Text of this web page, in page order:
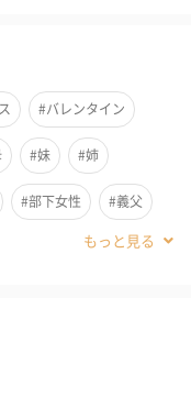
が捨てられていること
ージを開発しまし
ンと新デザインが混
#バレンタイン
#妹 #姉
#部下女性 #義父
#親戚女性